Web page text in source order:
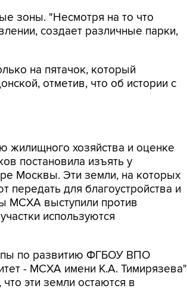
зоны. "Несмотря на то что
создает различные парки,
на пятачок, который
отметив, что об истории с
жилищного хозяйства и оценке
постановила изъять у
Москвы. Эти земли, на которых
передать для благоустройства и
МСХА выступили против
используются
по развитию ФГБОУ ВПО
- МСХА имени К.А. Тимирязева"
эти земли остаются в